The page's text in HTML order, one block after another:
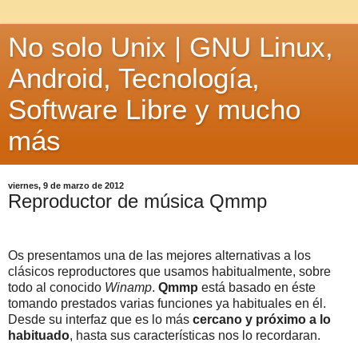
No solo Unix | GNU Linux,
Android, Tecnología,
Software Libre y mucho
más
viernes, 9 de marzo de 2012
Reproductor de música Qmmp
Os presentamos una de las mejores alternativas a los
clásicos reproductores que usamos habitualmente, sobre
todo al conocido Winamp. Qmmp está basado en éste
tomando prestados varias funciones ya habituales en él.
Desde su interfaz que es lo más cercano y próximo a lo
habituado, hasta sus características nos lo recordaran.